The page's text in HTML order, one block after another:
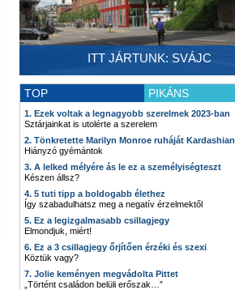
ITT JÁRTUNK: SVÁJC
TOP PIKÁNS
1. Ezek voltak a legnagyobb szerelmek 2023-ban
Sztárjainkat is utolérte a szerelem
2. Tönkretette Marilyn Monroe ruháját Kardashian
Hiányzó gyémántok
3. A lelked mélyére ás le ez a személyiségteszt
Készen állsz?
4. 5 tuti tipp a boldogabb élethez
Így szabadulhatsz meg a negatív érzelmektől
5. Ez a legizgalmasabb csillagjegy
Elmondjuk, miért!
6. Ez a 3 csillagjegy őrjítően érzéki és szexi
Köztük vagy?
7. Jolie keményen megvádolta Pittet
„Történt családon belüli erőszak…”